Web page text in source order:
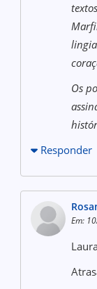
Os
Responder
Em: